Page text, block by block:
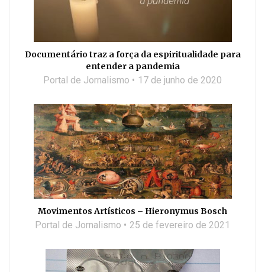
Documentário traz a força da espiritualidade para
entender a pandemia
Portal de Jornalismo 17 de junho de 2020
Movimentos Artísticos – Hieronymus Bosch
Portal de Jornalismo 25 de fevereiro de 2021